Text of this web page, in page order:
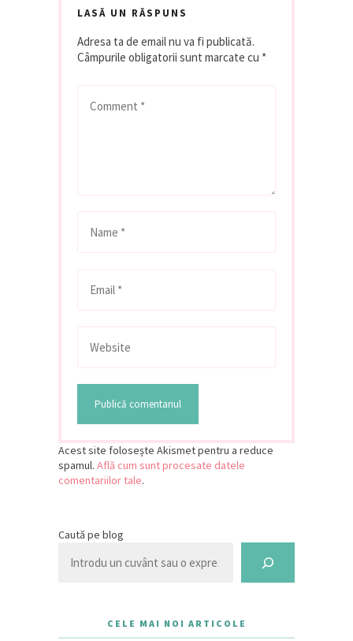
LASĂ UN RĂSPUNS
Adresa ta de email nu va fi publicată.
Câmpurile obligatorii sunt marcate cu *
Acest site folosește Akismet pentru a reduce
spamul. Află cum sunt procesate datele
comentariilor tale.
Caută pe blog
CELE MAI NOI ARTICOLE